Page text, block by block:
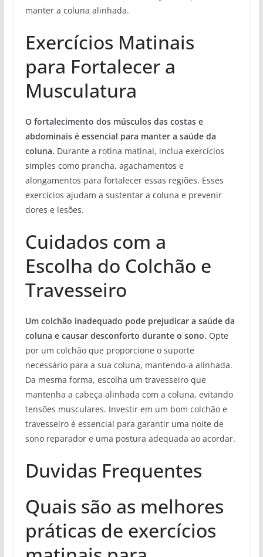
manter a coluna alinhada.
Exercícios Matinais
para Fortalecer a
Musculatura
O fortalecimento dos músculos das costas e
abdominais é essencial para manter a saúde da
coluna. Durante a rotina matinal, inclua exercícios
simples como prancha, agachamentos e
alongamentos para fortalecer essas regiões. Esses
exercícios ajudam a sustentar a coluna e prevenir
dores e lesões.
Cuidados com a
Escolha do Colchão e
Travesseiro
Um colchão inadequado pode prejudicar a saúde da
coluna e causar desconforto durante o sono. Opte
por um colchão que proporcione o suporte
necessário para a sua coluna, mantendo-a alinhada.
Da mesma forma, escolha um travesseiro que
mantenha a cabeça alinhada com a coluna, evitando
tensões musculares. Investir em um bom colchão e
travesseiro é essencial para garantir uma noite de
sono reparador e uma postura adequada ao acordar.
Duvidas Frequentes
Quais são as melhores
práticas de exercícios